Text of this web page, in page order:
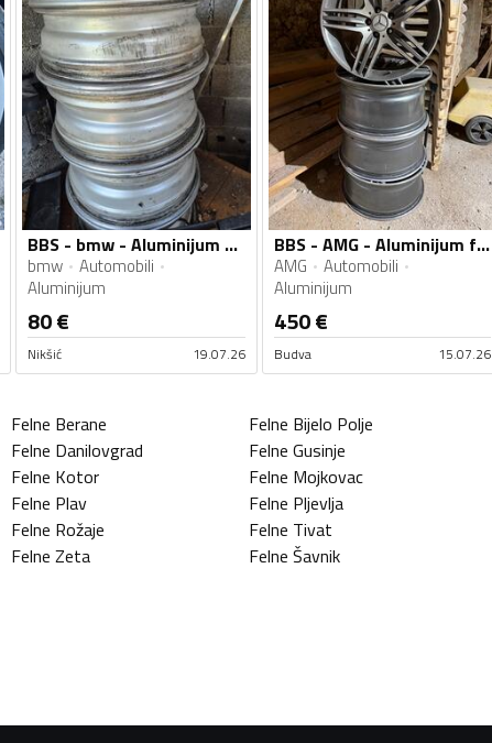
BBS - bmw - Aluminijum felne
bmw
Automobili
Aluminijum
80€
Nikšić 19.07.26
BBS - AMG - Aluminijum felne
AMG
Automobili
Aluminijum
450€
Budva 15.07.26
Felne Berane Felne Bijelo Polje
Felne Danilovgrad Felne Gusinje
Felne Kotor Felne Mojkovac
Felne Plav Felne Pljevlja
Felne Rožaje Felne Tivat
Felne Zeta Felne Šavnik